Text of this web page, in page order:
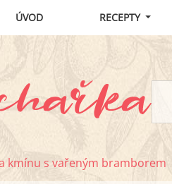
ÚVOD RECEPTY
kmínu s vařeným bramborem